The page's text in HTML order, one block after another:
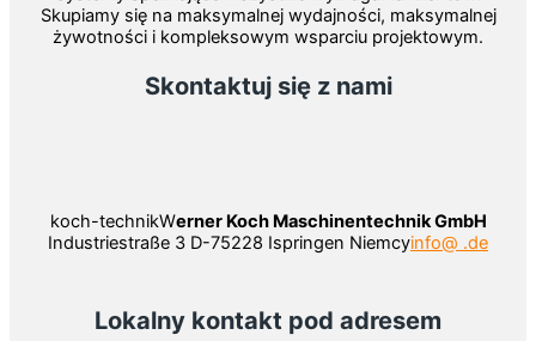
Skupiamy się na maksymalnej wydajności, maksymalnej
żywotności i kompleksowym wsparciu projektowym.
Skontaktuj się z nami
koch-technikWerner Koch Maschinentechnik GmbH
Industriestraße 3 D-75228 Ispringen Niemcyinfo@ .de
Lokalny kontakt pod adresem